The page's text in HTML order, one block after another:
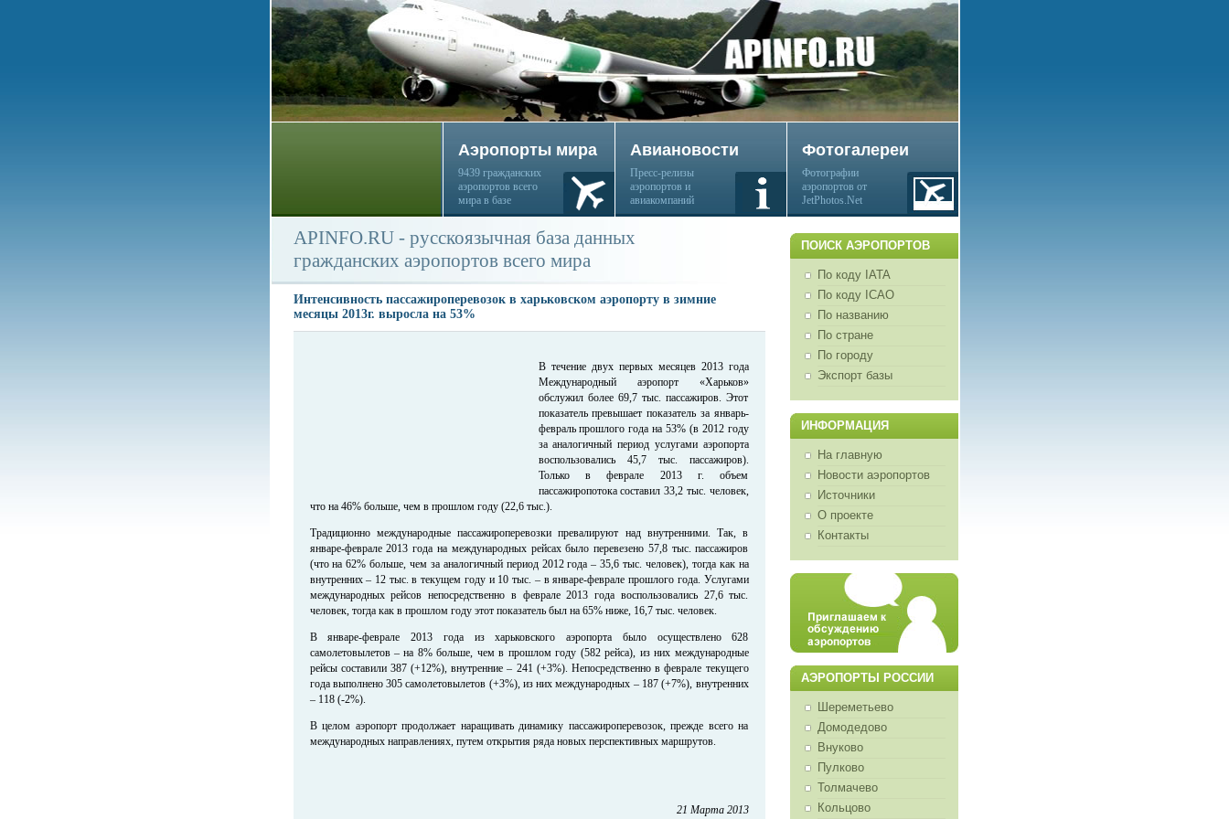
Аэропорты мира
9439 гражданских
аэропортов всего
мира в базе
Авиановости
Пресс-релизы
аэропортов и
авиакомпаний
Фотогалереи
Фотографии
аэропортов от
JetPhotos.Net
ПОИСК АЭРОПОРТОВ
По коду IATA
По коду ICAO
По названию
По стране
По городу
Экспорт базы
ИНФОРМАЦИЯ
На главную
Новости аэропортов
Источники
О проекте
Контакты
АЭРОПОРТЫ РОССИИ
Шереметьево
Домодедово
Внуково
Пулково
Толмачево
Кольцово
APINFO.RU - русскоязычная база данных
гражданских аэропортов всего мира
Интенсивность пассажироперевозок в харьковском аэропорту в зимние
месяцы 2013г. выросла на 53%
В течение двух первых месяцев 2013 года
Международный аэропорт «Харьков»
обслужил более 69,7 тыс. пассажиров. Этот
показатель превышает показатель за январь-
февраль прошлого года на 53% (в 2012 году
за аналогичный период услугами аэропорта
воспользовались 45,7 тыс. пассажиров).
Только в феврале 2013 г. объем
пассажиропотока составил 33,2 тыс. человек,
что на 46% больше, чем в прошлом году (22,6 тыс.).
Традиционно международные пассажироперевозки превалируют над внутренними. Так, в
январе-феврале 2013 года на международных рейсах было перевезено 57,8 тыс. пассажиров
(что на 62% больше, чем за аналогичный период 2012 года – 35,6 тыс. человек), тогда как на
внутренних – 12 тыс. в текущем году и 10 тыс. – в январе-феврале прошлого года. Услугами
международных рейсов непосредственно в феврале 2013 года воспользовались 27,6 тыс.
человек, тогда как в прошлом году этот показатель был на 65% ниже, 16,7 тыс. человек.
В январе-феврале 2013 года из харьковского аэропорта было осуществлено 628
самолетовылетов – на 8% больше, чем в прошлом году (582 рейса), из них международные
рейсы составили 387 (+12%), внутренние – 241 (+3%). Непосредственно в феврале текущего
года выполнено 305 самолетовылетов (+3%), из них международных – 187 (+7%), внутренних
– 118 (-2%).
В целом аэропорт продолжает наращивать динамику пассажироперевозок, прежде всего на
международных направлениях, путем открытия ряда новых перспективных маршрутов.
21 Марта 2013